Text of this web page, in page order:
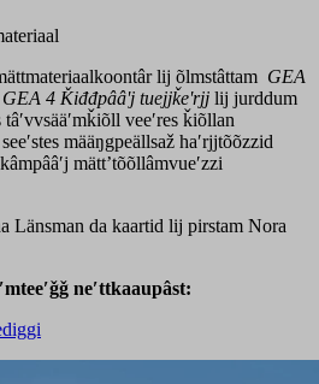
lij õlmstâttam GEA
GEA 4 Ǩiđđpââʹj tuejjǩeʹrjj lij jurddum
veeʹres ǩiõllan
määŋgpeällsaž haʹrjjtõõzzid
mättʼtõõllâmvueʹzzi
Länsman da kaartid lij pirstam Nora
neʹttkaaupâst: